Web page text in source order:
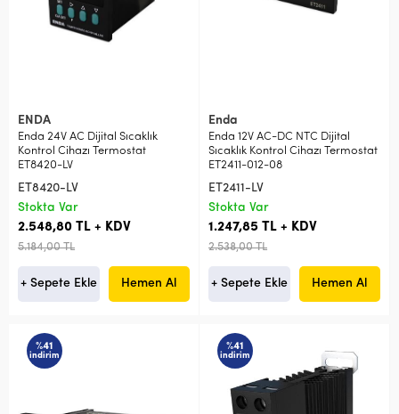
ENDA
Enda 24V AC Dijital Sıcaklık
Kontrol Cihazı Termostat
ET8420-LV
ET8420-LV
Stokta Var
2.548,80 TL + KDV
5.184,00 TL
+ Sepete Ekle Hemen Al
Enda
Enda 12V AC-DC NTC Dijital
Sıcaklık Kontrol Cihazı Termostat
ET2411-012-08
ET2411-LV
Stokta Var
1.247,85 TL + KDV
2.538,00 TL
+ Sepete Ekle Hemen Al
%41
indirim
%41
indirim